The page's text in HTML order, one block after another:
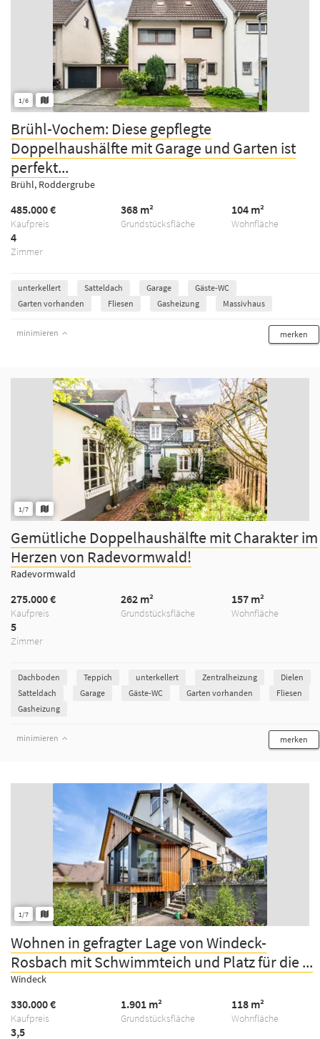
1/6
Brühl-Vochem: Diese gepflegte
Doppelhaushälfte mit Garage und Garten ist
perfekt...
Brühl, Roddergrube
Kaufpreis
485.000 €
Grundstücksfläche
368 m²
Wohnfläche
104 m²
Zimmer
4
unterkellert Satteldach Garage
Gäste-WC
Garten vorhanden
Fliesen Gasheizung Massivhaus
minimieren merken
1/7
Gemütliche Doppelhaushälfte mit Charakter im
Herzen von Radevormwald!
Radevormwald
Kaufpreis
275.000 €
Grundstücksfläche
262 m²
Wohnfläche
157 m²
Zimmer
5
Dachboden Teppich unterkellert Zentralheizung
Dielen
Satteldach
Garage Gäste-WC Garten vorhanden
Fliesen
Gasheizung
minimieren merken
1/7
Wohnen in gefragter Lage von Windeck-
Rosbach mit Schwimmteich und Platz für die ...
Windeck
Kaufpreis
330.000 €
Grundstücksfläche
1.901 m²
Wohnfläche
118 m²
3,5